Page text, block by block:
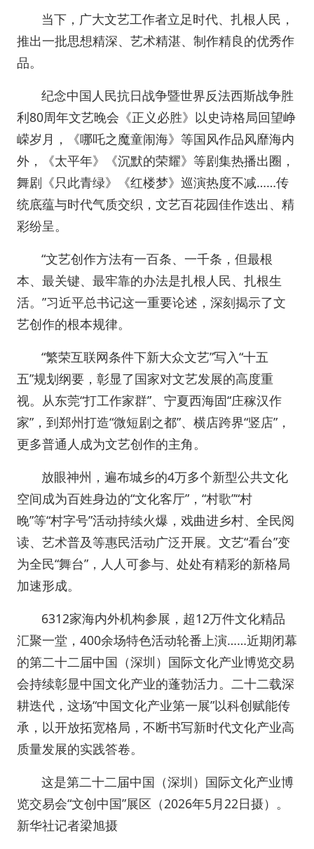
当下，广大文艺工作者立足时代、扎根人民，
推出一批思想精深、艺术精湛、制作精良的优秀作
品。
纪念中国人民抗日战争暨世界反法西斯战争胜
利80周年文艺晚会《正义必胜》以史诗格局回望峥
嵘岁月，《哪吒之魔童闹海》等国风作品风靡海内
外，《太平年》《沉默的荣耀》等剧集热播出圈，
舞剧《只此青绿》《红楼梦》巡演热度不减……传
统底蕴与时代气质交织，文艺百花园佳作迭出、精
彩纷呈。
“文艺创作方法有一百条、一千条，但最根
本、最关键、最牢靠的办法是扎根人民、扎根生
活。”习近平总书记这一重要论述，深刻揭示了文
艺创作的根本规律。
“繁荣互联网条件下新大众文艺”写入“十五
五”规划纲要，彰显了国家对文艺发展的高度重
视。从东莞“打工作家群”、宁夏西海固“庄稼汉作
家”，到郑州打造“微短剧之都”、横店跨界“竖店”，
更多普通人成为文艺创作的主角。
放眼神州，遍布城乡的4万多个新型公共文化
空间成为百姓身边的“文化客厅”，“村歌”“村
晚”等“村字号”活动持续火爆，戏曲进乡村、全民阅
读、艺术普及等惠民活动广泛开展。文艺“看台”变
为全民“舞台”，人人可参与、处处有精彩的新格局
加速形成。
6312家海内外机构参展，超12万件文化精品
汇聚一堂，400余场特色活动轮番上演……近期闭幕
的第二十二届中国（深圳）国际文化产业博览交易
会持续彰显中国文化产业的蓬勃活力。二十二载深
耕迭代，这场“中国文化产业第一展”以科创赋能传
承，以开放拓宽格局，不断书写新时代文化产业高
质量发展的实践答卷。
这是第二十二届中国（深圳）国际文化产业博
览交易会“文创中国”展区（2026年5月22日摄）。
新华社记者梁旭摄